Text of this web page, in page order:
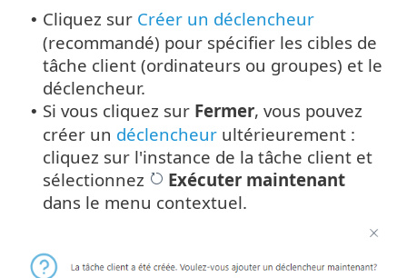
• Cliquez sur Créer un déclencheur
(recommandé) pour spécifier les cibles de
tâche client (ordinateurs ou groupes) et le
déclencheur.
• Si vous cliquez sur Fermer, vous pouvez
créer un déclencheur ultérieurement :
cliquez sur l'instance de la tâche client et
sélectionnez
Exécuter maintenant
dans le menu contextuel.